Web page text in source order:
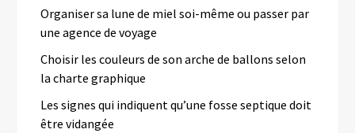
Organiser sa lune de miel soi-même ou passer par
une agence de voyage
Choisir les couleurs de son arche de ballons selon
la charte graphique
Les signes qui indiquent qu’une fosse septique doit
être vidangée